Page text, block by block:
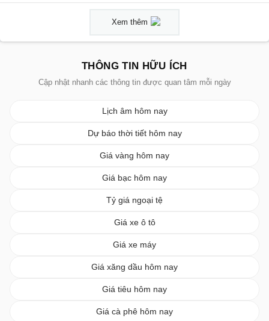
Xem thêm
THÔNG TIN HỮU ÍCH
Cập nhật nhanh các thông tin được quan tâm mỗi ngày
Lịch âm hôm nay
Dự báo thời tiết hôm nay
Giá vàng hôm nay
Giá bạc hôm nay
Tỷ giá ngoại tệ
Giá xe ô tô
Giá xe máy
Giá xăng dầu hôm nay
Giá tiêu hôm nay
Giá cà phê hôm nay